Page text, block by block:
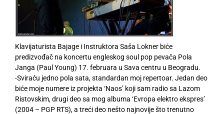
Klavijaturista Bajage i Instruktora Saša Lokner biće
predizvođač na koncertu engleskog soul pop pevača Pola
Janga (Paul Young) 17. februara u Sava centru u Beogradu.
-Sviraću jedno pola sata, standardan moj repertoar. Jedan deo
biće moje numere iz projekta ‘Naos’ koji sam radio sa Lazom
Ristovskim, drugi deo sa mog albuma ‘Evropa elektro ekspres’
(2004 – PGP RTS), a treći deo nešto najnovije što trenutno